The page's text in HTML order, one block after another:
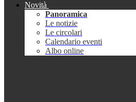
Novità
Panoramica
Le notizie
Le circolari
Calendario eventi
Albo online